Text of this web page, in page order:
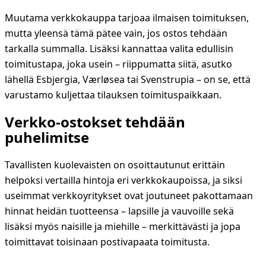
Muutama verkkokauppa tarjoaa ilmaisen toimituksen,
mutta yleensä tämä pätee vain, jos ostos tehdään
tarkalla summalla. Lisäksi kannattaa valita edullisin
toimitustapa, joka usein – riippumatta siitä, asutko
lähellä Esbjergia, Værløsea tai Svenstrupia – on se, että
varustamo kuljettaa tilauksen toimituspaikkaan.
Verkko-ostokset tehdään
puhelimitse
Tavallisten kuolevaisten on osoittautunut erittäin
helpoksi vertailla hintoja eri verkkokaupoissa, ja siksi
useimmat verkkoyritykset ovat joutuneet pakottamaan
hinnat heidän tuotteensa – lapsille ja vauvoille sekä
lisäksi myös naisille ja miehille – merkittävästi ja jopa
toimittavat toisinaan postivapaata toimitusta.